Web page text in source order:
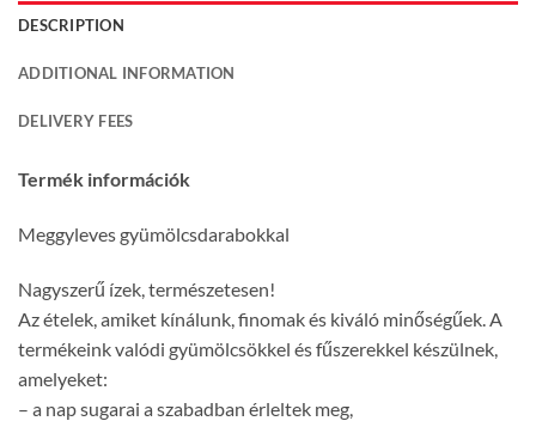
DESCRIPTION
ADDITIONAL INFORMATION
DELIVERY FEES
Termék információk
Meggyleves gyümölcsdarabokkal
Nagyszerű ízek, természetesen!
Az ételek, amiket kínálunk, finomak és kiváló minőségűek. A
termékeink valódi gyümölcsökkel és fűszerekkel készülnek,
amelyeket:
– a nap sugarai a szabadban érleltek meg,